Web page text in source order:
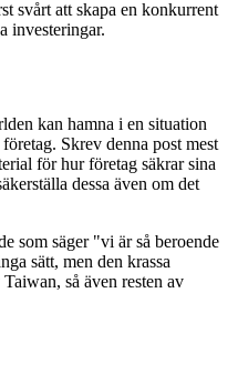
svårt att skapa en konkurrent
investeringar.
kan hamna i en situation
Skrev denna post mest
för hur företag säkrar sina
dessa även om det
som säger "vi är så beroende
sätt, men den krassa
så även resten av